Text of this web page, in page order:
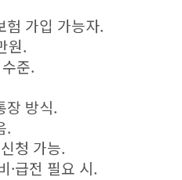
험 가입 가능자.
원.
준.
장 방식.
.
청 가능.
·급전 필요 시.